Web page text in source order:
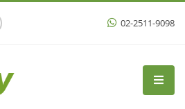
02-2511-9098